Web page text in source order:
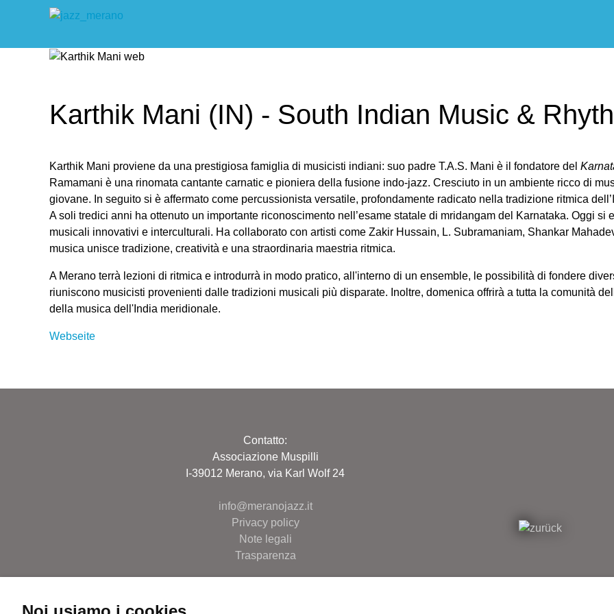
Karthik Mani (IN) - South Indian Music &
Karthik Mani proviene da una prestigiosa famiglia di musicisti indiani: suo padre T.A.S. Mani è il fondatore del
Ramamani è una rinomata cantante carnatic e pioniera della fusione indo‑jazz. Cresciuto in un ambiente ricco di
giovane. In seguito si è affermato come percussionista versatile, profondamente radicato nella tradizione ritmica
A soli tredici anni ha ottenuto un importante riconoscimento nell’esame statale di mridangam del Karnataka. Oggi si
musicali innovativi e interculturali. Ha collaborato con artisti come Zakir Hussain, L. Subramaniam, Shankar
musica unisce tradizione, creatività e una straordinaria maestria ritmica.
A Merano terrà lezioni di ritmica e introdurrà in modo pratico, all'interno di un ensemble, le possibilità di fondere
riuniscono musicisti provenienti dalle tradizioni musicali più disparate. Inoltre, domenica offrirà a tutta la comunità
della musica dell'India meridionale.
Webseite
Contatto:
Associazione Muspilli
I-39012 Merano, via Karl Wolf 24
info@meranojazz.it
Privacy policy
Note legali
Trasparenza